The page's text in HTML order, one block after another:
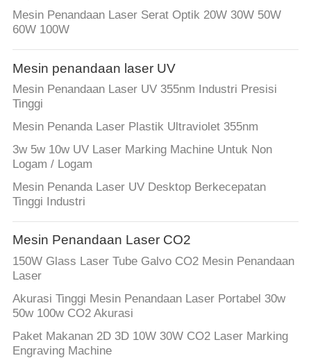
KONTROL
KUALITAS
HUBUNGI
KAMI
PERMINTAAN
PENAWARAN
SITEMAP
PRIVACY
POLICY
Mesin Penandaan Laser Serat Optik 20W 30W 50W
60W 100W
Mesin penandaan laser UV
Mesin Penandaan Laser UV 355nm Industri Presisi
Tinggi
Mesin Penanda Laser Plastik Ultraviolet 355nm
3w 5w 10w UV Laser Marking Machine Untuk Non
Logam / Logam
Mesin Penanda Laser UV Desktop Berkecepatan
Tinggi Industri
Mesin Penandaan Laser CO2
150W Glass Laser Tube Galvo CO2 Mesin Penandaan
Laser
Akurasi Tinggi Mesin Penandaan Laser Portabel 30w
50w 100w CO2 Akurasi
Paket Makanan 2D 3D 10W 30W CO2 Laser Marking
Engraving Machine